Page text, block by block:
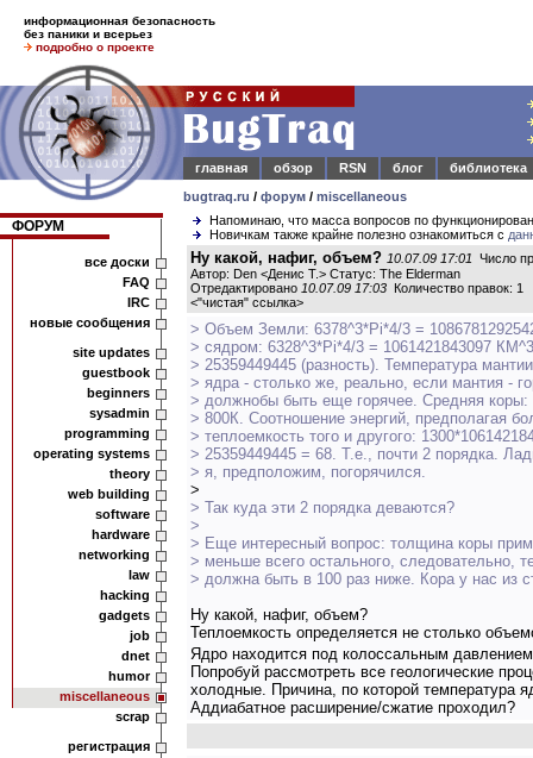
информационная безопасность
без паники и всерьез
подробно о проекте
главная обзор RSN блог
библиотека
bugtraq.ru / форум / miscellaneous
ФОРУМ
все доски
FAQ
IRC
новые сообщения
site updates
guestbook
beginners
sysadmin
programming
operating systems
theory
web building
software
hardware
networking
law
hacking
gadgets
job
dnet
humor
miscellaneous
scrap
регистрация
Напоминаю, что масса вопросов по
Новичкам также крайне полезно ознакомиться с
Ну какой, нафиг, объем? 10.07.09 17:01 Число
Автор: Den <Денис Т.> Статус: The Elderman
Отредактировано 10.07.09 17:03 Количество правок: 1
<"чистая" ссылка>
> Объем Земли: 6378^3*Pi*4/3 =
> сядром: 6328^3*Pi*4/3 = 1061421843097
> 25359449445 (разность). Температура
> ядра - столько же, реально, если мантия -
> должнобы быть еще горячее. Средняя коры:
> 800К. Соотношение энергий, предполагая
> теплоемкость того и другого:
> 25359449445 = 68. Т.е., почти 2 порядка.
> я, предположим, погорячился.
>
> Так куда эти 2 порядка деваются?
>
> Еще интересный вопрос: толщина коры
> меньше всего остального, следовательно,
> должна быть в 100 раз ниже. Кора у нас из
Ну какой, нафиг, объем?
Теплоемкость определяется не столько
Ядро находится под колоссальным
Попробуй рассмотреть все геологические
холодные. Причина, по которой температура
Аддиабатное расширение/сжатие проходил?